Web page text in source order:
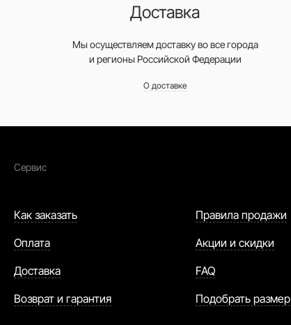
Доставка
Мы осуществляем доставку во все города
и регионы Российской Федерации
О доставке
Сервис
Как заказать
Оплата
Доставка
Возврат и гарантия
Правила продажи
Акции и скидки
FAQ
Подобрать размер